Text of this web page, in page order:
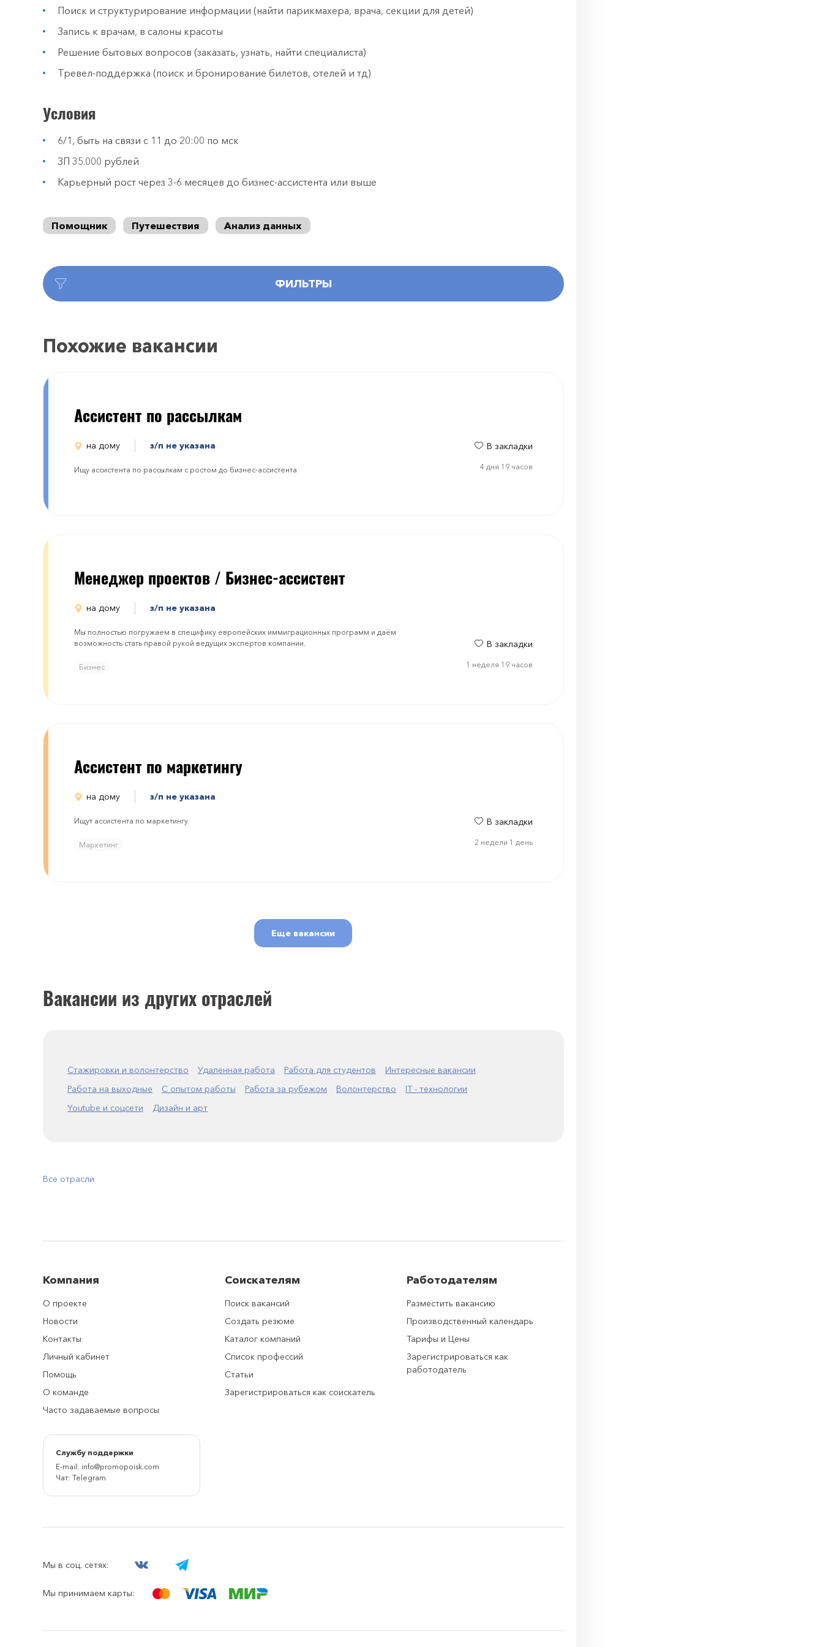
Поиск и структурирование информации (найти парикмахера, врача, секции для детей)
Запись к врачам, в салоны красоты
Решение бытовых вопросов (заказать, узнать, найти специалиста)
Тревел-поддержка (поиск и бронирование билетов, отелей и тд)
Условия
6/1, быть на связи с 11 до 20:00 по мск
ЗП 35.000 рублей
Карьерный рост через 3-6 месяцев до бизнес-ассистента или выше
Помощник Путешествия Анализ данных
ФИЛЬТРЫ
Похожие вакансии
Aссистент по рассылкам
на дому з/п не указана
Ищу ассистента по рассылкам с ростом до бизнес-ассистента
В закладки
4 дня 19 часов
Менеджер проектов / Бизнес-ассистент
на дому з/п не указана
Мы полностью погружаем в специфику европейских иммиграционных программ и даём
возможность стать правой рукой ведущих экспертов компании.
Бизнес
В закладки
1 неделя 19 часов
Ассистент по маркетингу
на дому з/п не указана
Ищут ассистента по маркетингу
Маркетинг
В закладки
2 недели 1 день
Еще вакансии
Вакансии из других отраслей
Стажировки и волонтерство Удаленная работа Работа для студентов
Интересные вакансии
Работа на выходные
С опытом работы Работа за рубежом Волонтерство
IT - технологии
Youtube и соцсети
Дизайн и арт
Все отрасли
Компания
О проекте
Новости
Контакты
Личный кабинет
Помощь
О команде
Часто задаваемые вопросы
Cлужбу поддержки
E-mail: info@promopoisk.com
Чат: Telegram
Соискателям
Поиск вакансий
Создать резюме
Каталог компаний
Список профессий
Статьи
Зарегистрироваться как соискатель
Работодателям
Разместить вакансию
Производственный календарь
Тарифы и Цены
Зарегистрироваться как
работодатель
Мы в соц. сетях:
Мы принимаем карты: